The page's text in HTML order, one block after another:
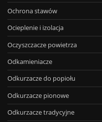
Ochrona stawów
Ocieplenie i izolacja
Oczyszczacze powietrza
Odkamieniacze
Odkurzacze do popiołu
Odkurzacze pionowe
Odkurzacze tradycyjne